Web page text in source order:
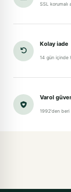
SSL korumalı
Kolay iade
14 gün içinde
Varol
1992'den beri